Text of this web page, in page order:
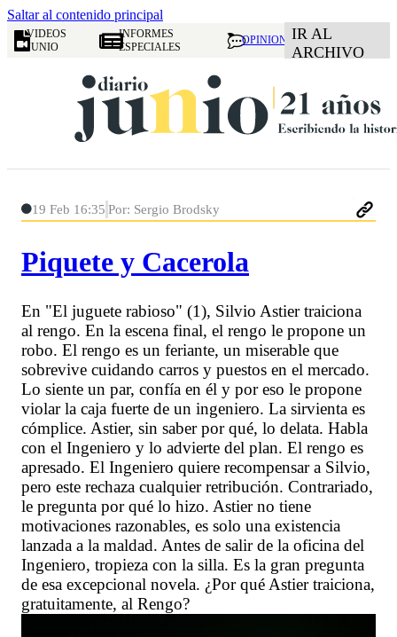
Saltar al contenido principal
VIDEOS
JUNIO
INFORMES
ESPECIALES
OPINION IR AL
ARCHIVO
19 Feb 16:35 Por: Sergio Brodsky
Piquete y Cacerola
En "El juguete rabioso" (1), Silvio Astier traiciona
al rengo. En la escena final, el rengo le propone un
robo. El rengo es un feriante, un miserable que
sobrevive cuidando carros y puestos en el mercado.
Lo siente un par, confía en él y por eso le propone
violar la caja fuerte de un ingeniero. La sirvienta es
cómplice. Astier, sin saber por qué, lo delata. Habla
con el Ingeniero y lo advierte del plan. El rengo es
apresado. El Ingeniero quiere recompensar a Silvio,
pero este rechaza cualquier retribución. Contrariado,
le pregunta por qué lo hizo. Astier no tiene
motivaciones razonables, es solo una existencia
lanzada a la maldad. Antes de salir de la oficina del
Ingeniero, tropieza con la silla. Es la gran pregunta
de esa excepcional novela. ¿Por qué Astier traiciona,
gratuitamente, al Rengo?